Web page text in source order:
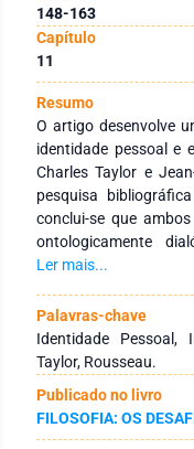
148-163
Capítulo
11
Resumo
O artigo desenvolve
identidade pessoal e
Charles Taylor e
pesquisa
conclui-se que
ontologicamente
essencialmente
problema da
princípios distintos
engajamento político
Ler mais...
Palavras-chave
Identidade Pessoal,
Taylor, Rousseau.
Publicado no livro
FILOSOFIA: OS